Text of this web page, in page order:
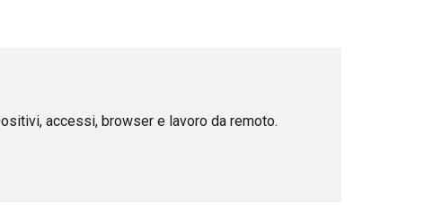
accessi, browser e lavoro da remoto.